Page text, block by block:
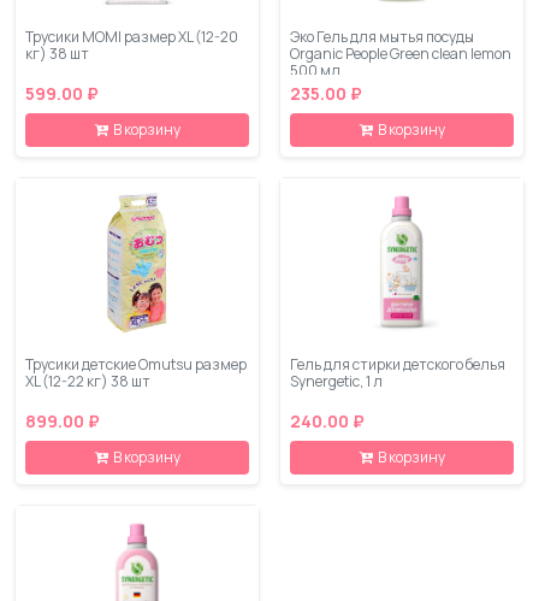
Трусики MOMI размер XL (12-20
кг) 38 шт
599.00 ₽
В корзину
Эко Гель для мытья посуды
Organic People Green clean lemon
500 мл
235.00 ₽
В корзину
Трусики детские Omutsu размер
XL (12-22 кг) 38 шт
899.00 ₽
В корзину
Гель для стирки детского белья
Synergetic, 1 л
240.00 ₽
В корзину